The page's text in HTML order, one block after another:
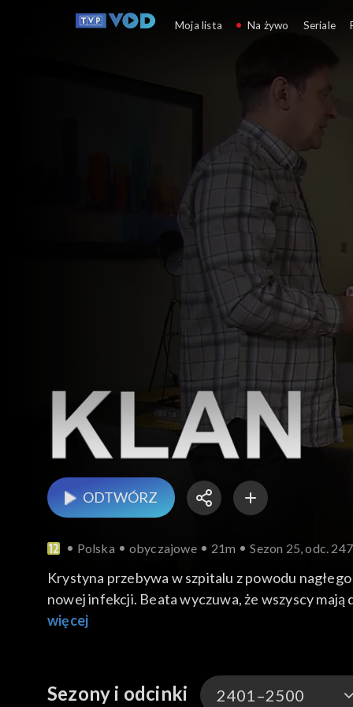
Klan
ODTWÓRZ
Polska obyczajowe 21m Sezon 25, odc.
Krystyna przebywa w szpitalu z powodu
nowej infekcji. Beata wyczuwa, że wszyscy
się jednak zostać i zamieszkać w hotelu. Ojciec
więcej
Sezony i odcinki 2401–2500
Moja lista Na żywo Seriale